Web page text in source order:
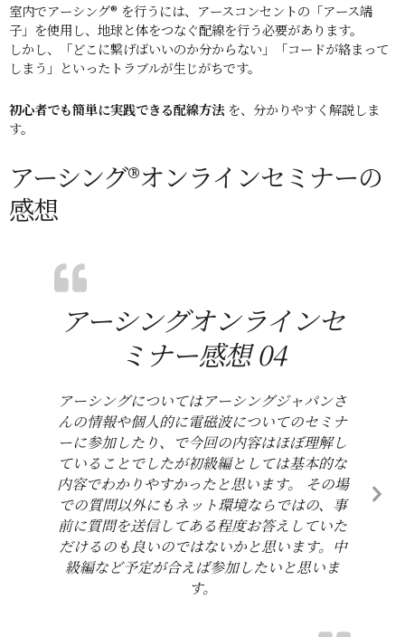
室内でアーシング® を行うには、アースコンセントの「アース端
子」を使用し、地球と体をつなぐ配線を行う必要があります。
しかし、「どこに繋げばいいのか分からない」「コードが絡まって
しまう」といったトラブルが生じがちです。
初心者でも簡単に実践できる配線方法を、分かりやすく解説しま
す。
アーシング®オンラインセミナーの
感想
アーシングオンラインセ
ミナー感想 04
アーシングについてはアーシングジャパンさ
んの情報や個人的に電磁波についてのセミナ
ーに参加したり、で今回の内容はほぼ理解し
ていることでしたが初級編としては基本的な
内容でわかりやすかったと思います。 その場
での質問以外にもネット環境ならではの、事
前に質問を送信してある程度お答えしていた
だけるのも良いのではないかと思います。中
級編など予定が合えば参加したいと思いま
す。